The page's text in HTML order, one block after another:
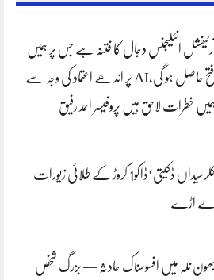
انٹلیجنس دجال کا فتنہ ہے جس پر ہمیں
فتح حاصل ہو گی،AI پر اندھے اعتماد کی وجہ سے
خطرات لاحق ہیں پروفیسر احمد رفیق
کلرسیداں ڈکیتی‘ڈاکو1 کروڑ کے طلائی زیورات
لے اڑے
نلہ میں افسوسناک حادثہ — بزرگ شخص